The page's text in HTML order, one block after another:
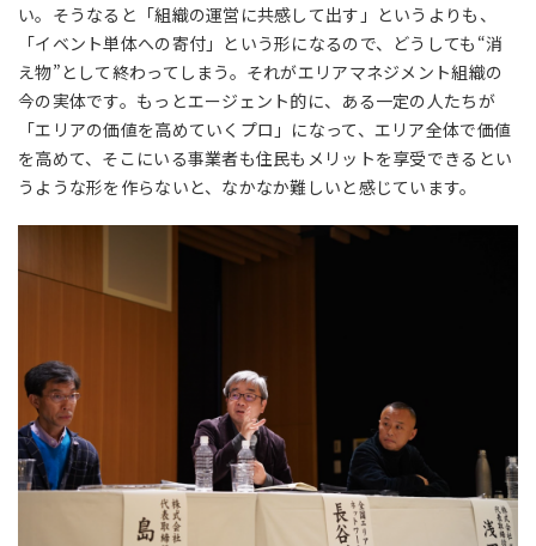
い。そうなると「組織の運営に共感して出す」というよりも、
「イベント単体への寄付」という形になるので、どうしても“消
え物”として終わってしまう。それがエリアマネジメント組織の
今の実体です。もっとエージェント的に、ある一定の人たちが
「エリアの価値を高めていくプロ」になって、エリア全体で価値
を高めて、そこにいる事業者も住民もメリットを享受できるとい
うような形を作らないと、なかなか難しいと感じています。